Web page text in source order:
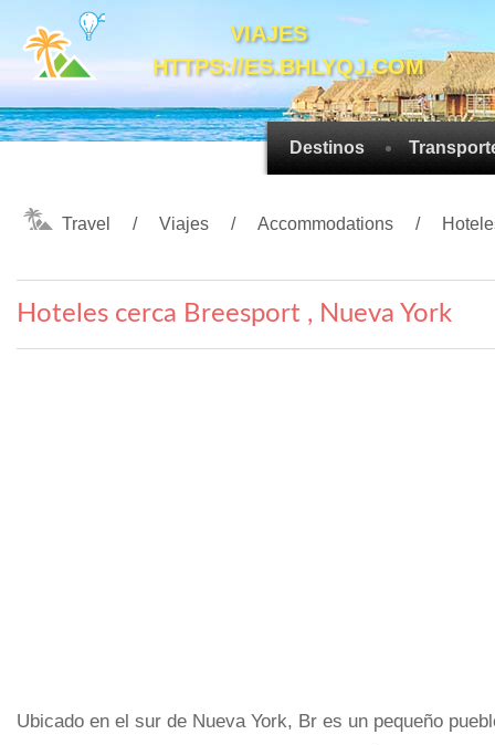
VIAJES
HTTPS://ES.BHLYQJ.COM
Destinos
Travel Viajes Accommodations
Hoteles cerca Breesport , Nueva York
Ubicado en el sur de Nueva York, Br es un pequeño